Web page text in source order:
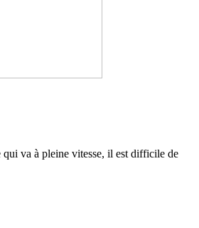
va à pleine vitesse, il est dif­fi­cile de